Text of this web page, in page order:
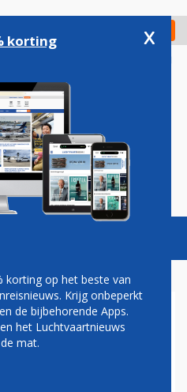
Check in
Vacatures
HOTELS
korting x
korting op het beste van
Krijg onbeperkt
de bijbehorende Apps.
het Luchtvaartnieuws
mat.